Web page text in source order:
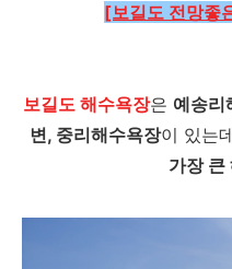
[보길도 전망좋
보길도 해수욕장은 예송리
변, 중리해수욕장이 있는
가장 큰